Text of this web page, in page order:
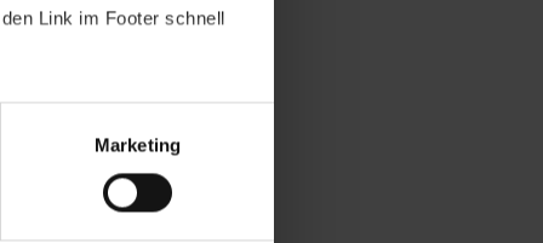
Link im Footer schnell
Marketing